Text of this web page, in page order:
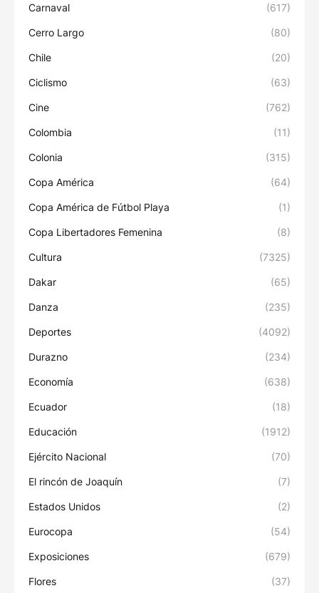
Carnaval (617)
Cerro Largo (80)
Chile (20)
Ciclismo (63)
Cine (762)
Colombia (11)
Colonia (315)
Copa América (64)
Copa América de Fútbol Playa (1)
Copa Libertadores Femenina (8)
Cultura (7325)
Dakar (65)
Danza (235)
Deportes (4092)
Durazno (234)
Economía (638)
Ecuador (18)
Educación (1912)
Ejército Nacional (70)
El rincón de Joaquín (7)
Estados Unidos (2)
Eurocopa (54)
Exposiciones (679)
Flores (37)